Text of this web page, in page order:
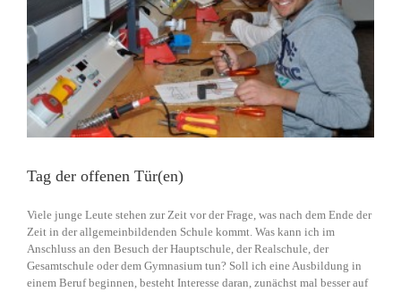
Tag der offenen Tür(en)
Viele junge Leute stehen zur Zeit vor der Frage, was nach dem Ende der
Zeit in der allgemeinbildenden Schule kommt. Was kann ich im
Anschluss an den Besuch der Hauptschule, der Realschule, der
Gesamtschule oder dem Gymnasium tun? Soll ich eine Ausbildung in
einem Beruf beginnen, besteht Interesse daran, zunächst mal besser auf